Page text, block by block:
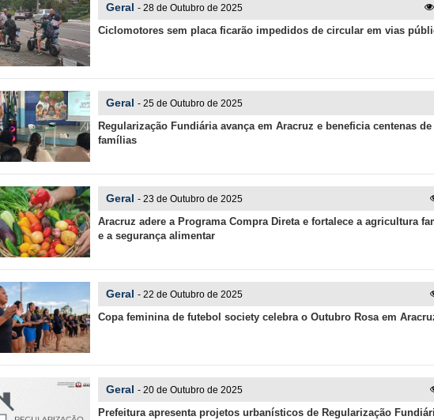
Geral - 28 de Outubro de 2025
Ciclomotores sem placa ficarão impedidos de circular em vias
Geral - 25 de Outubro de 2025
Regularização Fundiária avança em Aracruz e beneficia centenas de
famílias
Geral - 23 de Outubro de 2025
Aracruz adere a Programa Compra Direta e fortalece a agricultura
e a segurança alimentar
Geral - 22 de Outubro de 2025
Copa feminina de futebol society celebra o Outubro Rosa em
Geral - 20 de Outubro de 2025
Prefeitura apresenta projetos urbanísticos de Regularização